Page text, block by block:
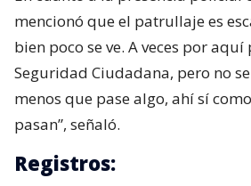
mencionó que el patrullaje es
bien poco se ve. A veces por
Seguridad Ciudadana, pero no
menos que pase algo, ahí sí
pasan”, señaló.
Registros: